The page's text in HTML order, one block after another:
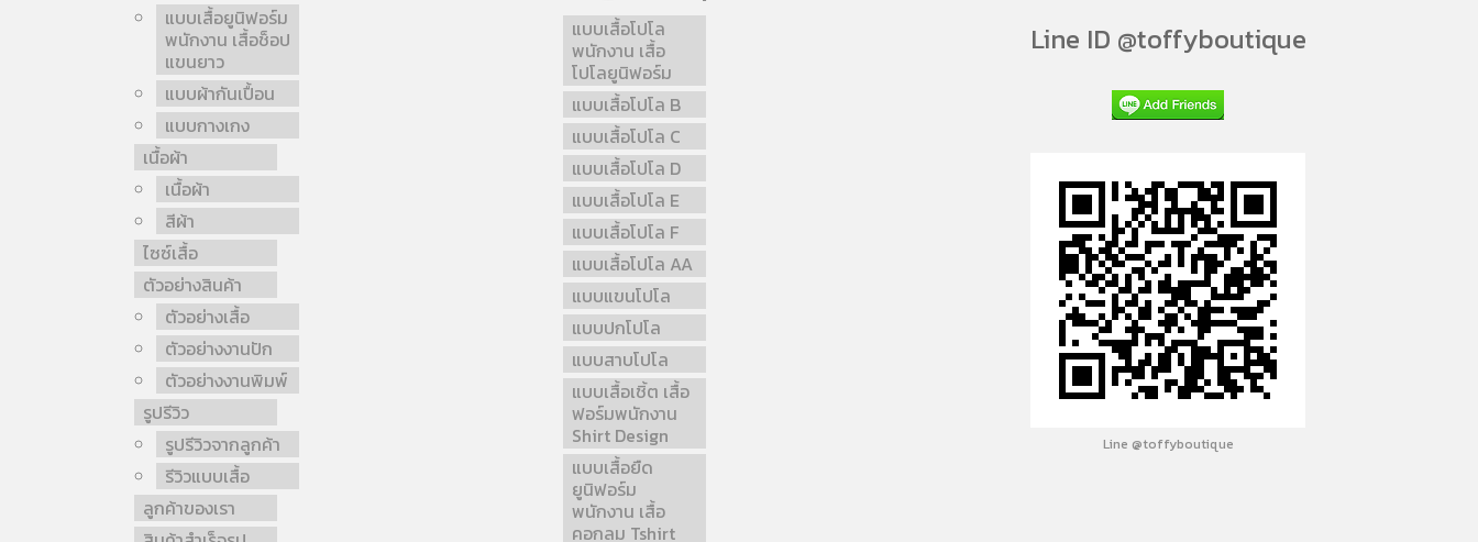
แบบเสื้อยูนิฟอร์ม
พนักงาน เสื้อช็อป
แขนยาว
แบบผ้ากันเปื้อน
แบบกางเกง
เนื้อผ้า
เนื้อผ้า
สีผ้า
ไซซ์เสื้อ
ตัวอย่างสินค้า
ตัวอย่างเสื้อ
ตัวอย่างงานปัก
ตัวอย่างงานพิมพ์
รูปรีวิว
รูปรีวิวจากลูกค้า
รีวิวแบบเสื้อ
ลูกค้าของเรา
แบบเสื้อโปโล
พนักงาน เสื้อ
โปโลยูนิฟอร์ม
แบบเสื้อโปโล B
แบบเสื้อโปโล C
แบบเสื้อโปโล D
แบบเสื้อโปโล E
แบบเสื้อโปโล F
แบบเสื้อโปโล AA
แบบแขนโปโล
แบบปกโปโล
แบบสาบโปโล
แบบเสื้อเชิ้ต เสื้อ
ฟอร์มพนักงาน
Shirt Design
แบบเสื้อยืด
ยูนิฟอร์ม
พนักงาน เสื้อ
คอกลม Tshirt
Line ID @toffyboutique
Line @toffyboutique